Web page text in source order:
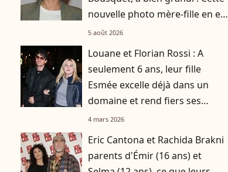
nouvelle photo mère-fille en est
la preuve
5 août 2026
Louane et Florian Rossi : A
seulement 6 ans, leur fille
Esmée excelle déjà dans un
domaine et rend fiers ses
parents
4 mars 2026
Eric Cantona et Rachida Brakni
parents d'Émir (16 ans) et